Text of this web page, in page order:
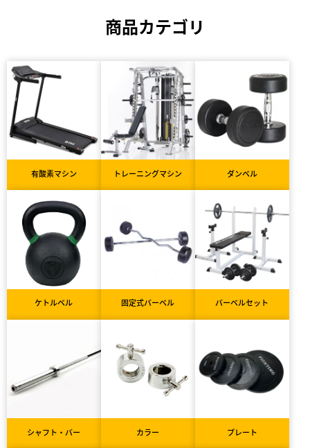
商品カテゴリ
有酸素マシン トレーニングマシン ダンベル
ケトルベル 固定式バーベル バーベルセット
シャフト・バー カラー プレート